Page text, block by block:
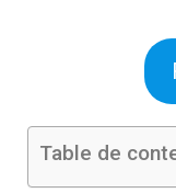
Table de